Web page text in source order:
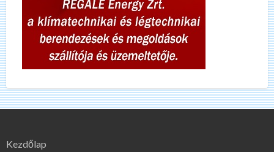
Kezdőlap